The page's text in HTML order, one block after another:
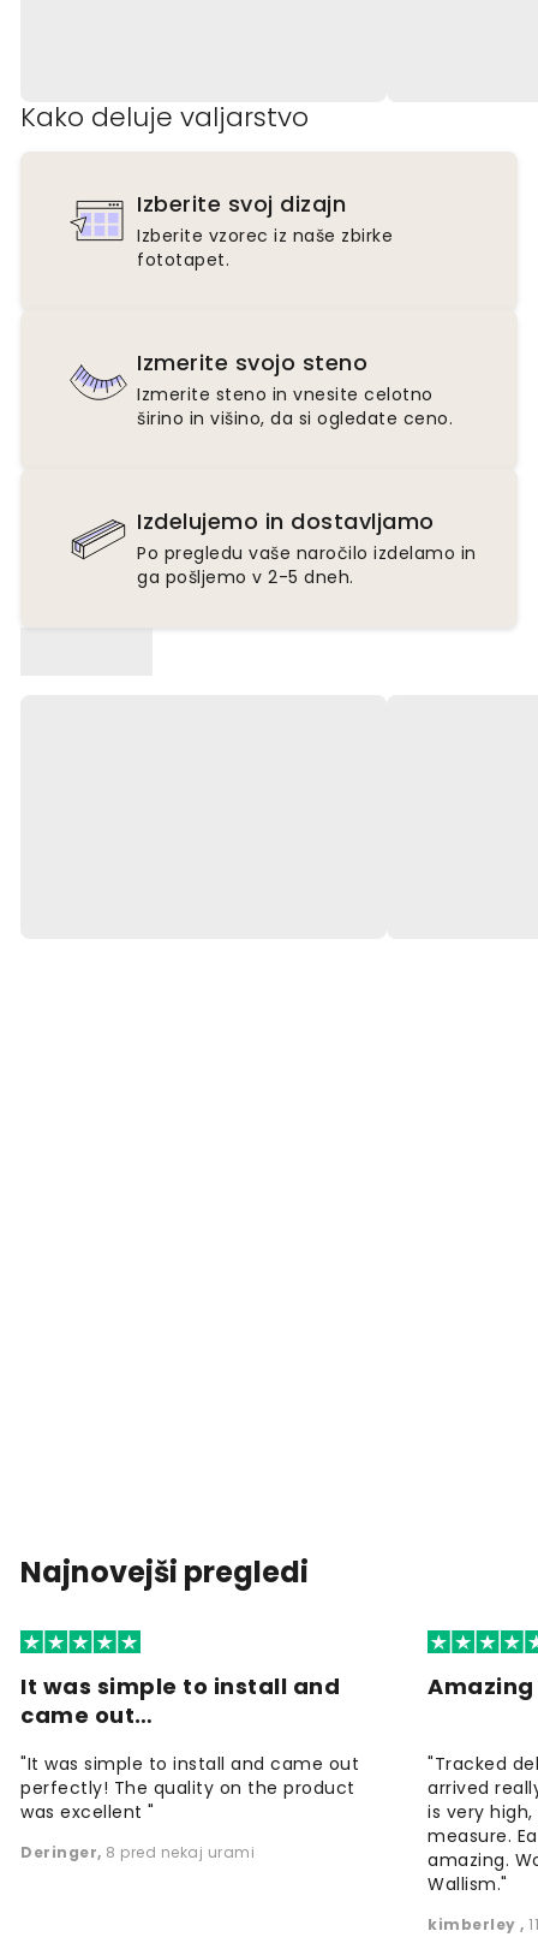
Kako deluje valjarstvo
Izberite svoj dizajn
Izberite vzorec iz naše zbirke
fototapet.
Izmerite svojo steno
Izmerite steno in vnesite celotno
širino in višino, da si ogledate ceno.
Izdelujemo in dostavljamo
Po pregledu vaše naročilo izdelamo in
ga pošljemo v 2-5 dneh.
Najnovejši pregledi
It was simple to install and
came out…
"It was simple to install and came out
perfectly! The quality on the product
was excellent "
Deringer, 8 pred nekaj urami
"Tracked
arrived
is very
measure.
amazing.
Wallism."
kimberley,